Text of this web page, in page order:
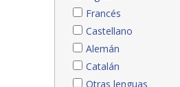
Francés
Castellano
Alemán
Catalán
Otras lenguas